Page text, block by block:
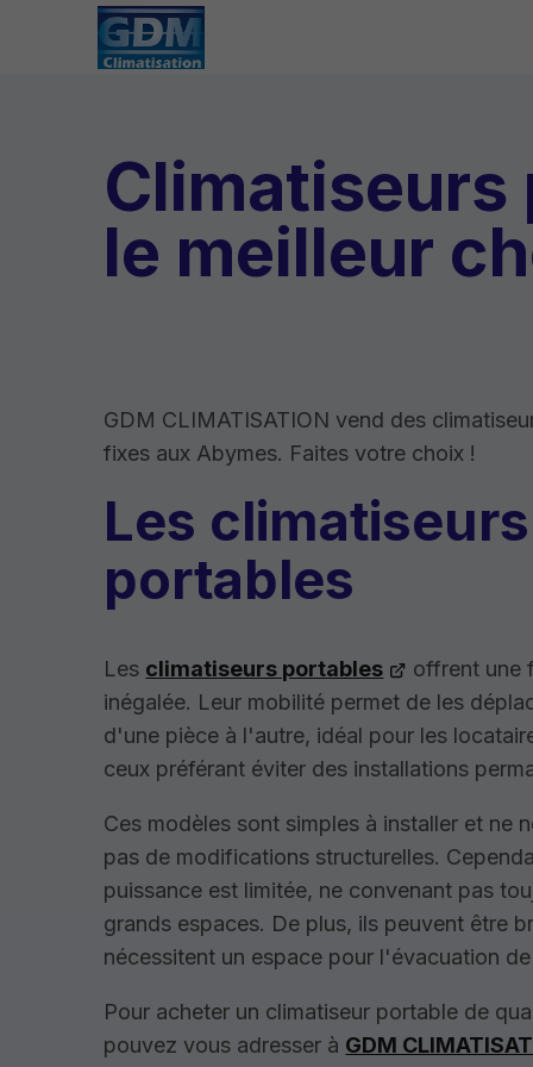
Climatiseurs
le meilleur
GDM CLIMATISATION vend des
fixes aux Abymes. Faites votre choix !
Les climatiseurs
portables
Les climatiseurs portables
offrent une
inégalée. Leur mobilité permet de les
d'une pièce à l'autre, idéal pour les
ceux préférant éviter des installations
Ces modèles sont simples à installer et ne
pas de modifications structurelles.
puissance est limitée, ne convenant pas
grands espaces. De plus, ils peuvent être
nécessitent un espace pour l'évacuation
Pour acheter un climatiseur portable de
pouvez vous adresser à GDM